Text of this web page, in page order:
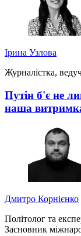
Ірина Узлова
Журналістка,
Путін б'є не
наша
Дмитро Корнієнко
Політолог та
Засновник